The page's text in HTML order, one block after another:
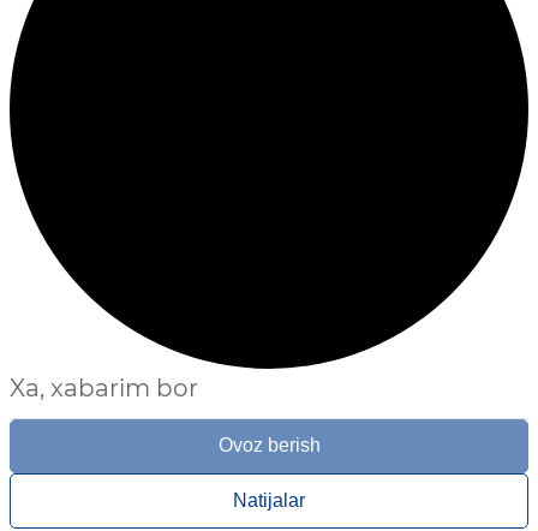
Xa, xabarim bor
Ovoz berish
Natijalar